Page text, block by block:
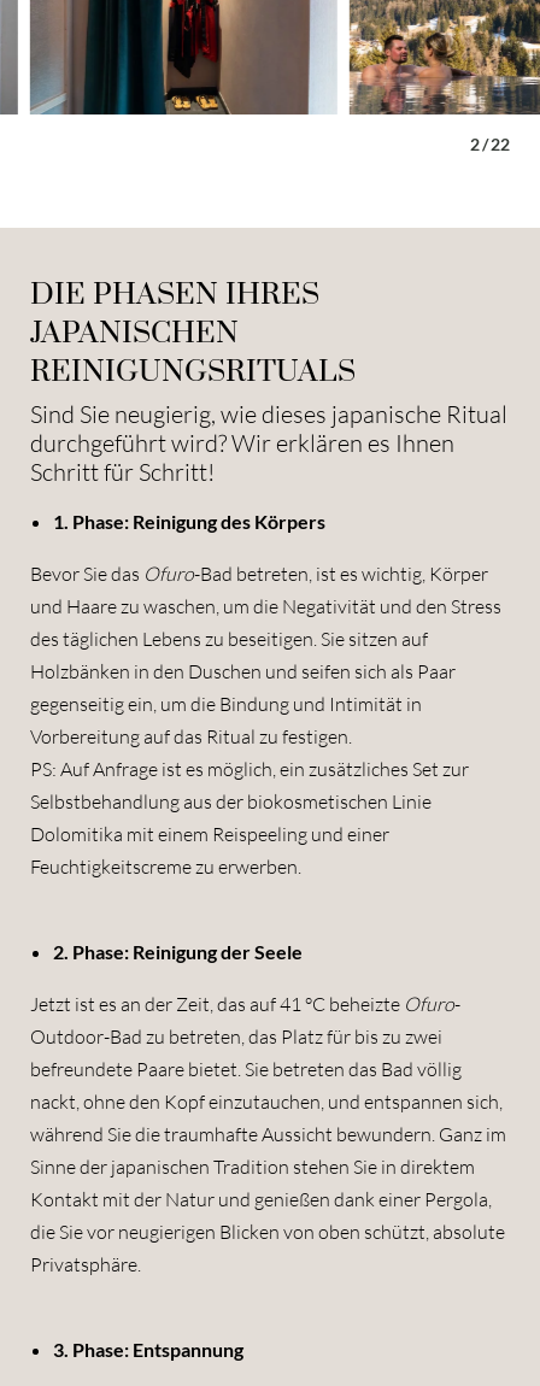
2/22
DIE PHASEN IHRES
JAPANISCHEN
REINIGUNGSRITUALS
Sind Sie neugierig, wie dieses japanische Ritual
durchgeführt wird? Wir erklären es Ihnen
Schritt für Schritt!
1. Phase: Reinigung des Körpers
Bevor Sie das Ofuro-Bad betreten, ist es wichtig, Körper
und Haare zu waschen, um die Negativität und den Stress
des täglichen Lebens zu beseitigen. Sie sitzen auf
Holzbänken in den Duschen und seifen sich als Paar
gegenseitig ein, um die Bindung und Intimität in
Vorbereitung auf das Ritual zu festigen.
PS: Auf Anfrage ist es möglich, ein zusätzliches Set zur
Selbstbehandlung aus der biokosmetischen Linie
Dolomitika mit einem Reispeeling und einer
Feuchtigkeitscreme zu erwerben.
2. Phase: Reinigung der Seele
Jetzt ist es an der Zeit, das auf 41 °C beheizte Ofuro-
Outdoor-Bad zu betreten, das Platz für bis zu zwei
befreundete Paare bietet. Sie betreten das Bad völlig
nackt, ohne den Kopf einzutauchen, und entspannen sich,
während Sie die traumhafte Aussicht bewundern. Ganz im
Sinne der japanischen Tradition stehen Sie in direktem
Kontakt mit der Natur und genießen dank einer Pergola,
die Sie vor neugierigen Blicken von oben schützt, absolute
Privatsphäre.
3. Phase: Entspannung
Nachname
E-Mail
Einwilligung Marketing
Einwilligung Profilierung
JETZT ANMELDEN